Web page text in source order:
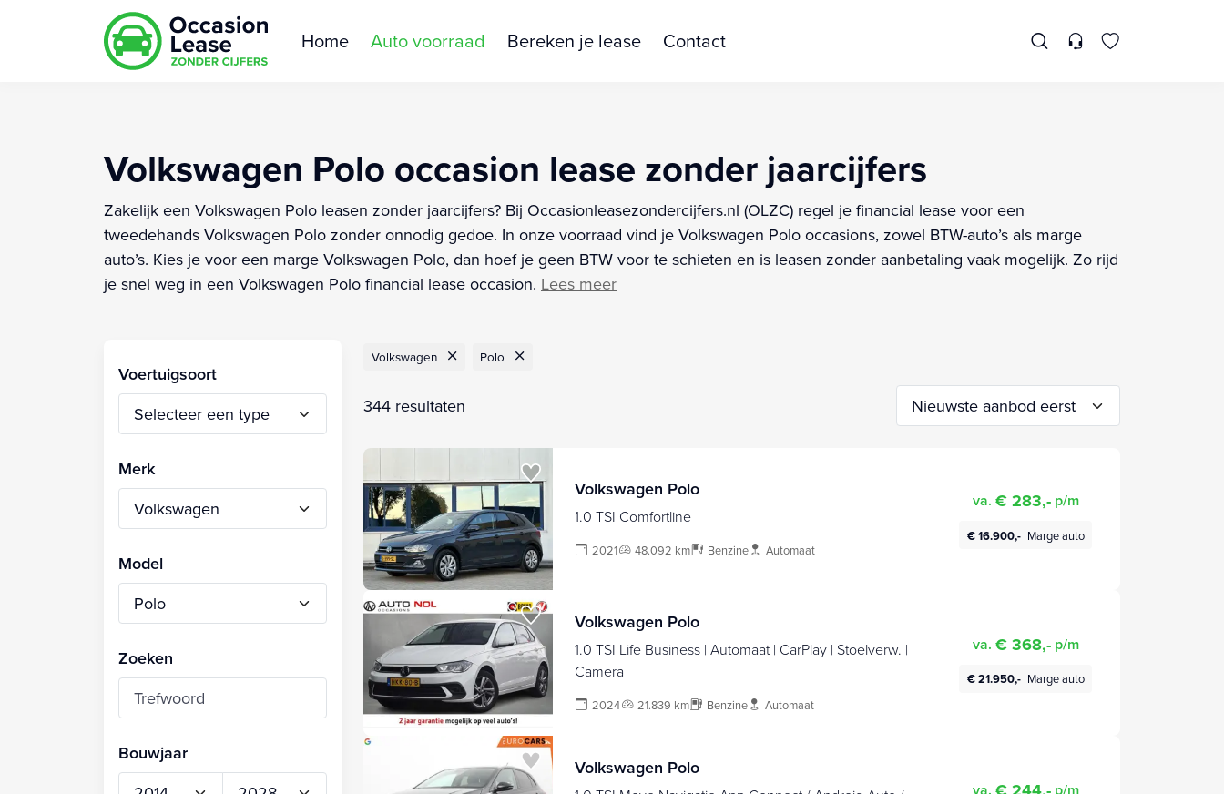
Home Auto voorraad Bereken je lease Contact
Volkswagen Polo occasion lease zonder jaarcijfers
Zakelijk een Volkswagen Polo leasen zonder jaarcijfers? Bij Occasionleasezondercijfers.nl (OLZC) regel je financial lease voor een
tweedehands Volkswagen Polo zonder onnodig gedoe. In onze voorraad vind je Volkswagen Polo occasions, zowel BTW-auto’s als marge
auto’s. Kies je voor een marge Volkswagen Polo, dan hoef je geen BTW voor te schieten en is leasen zonder aanbetaling vaak mogelijk. Zo rijd
je snel weg in een Volkswagen Polo financial lease occasion. Lees meer
Voertuigsoort
Merk
Model
Zoeken
Bouwjaar
Volkswagen Polo
344 resultaten
Volkswagen Polo
1.0 TSI Comfortline
2021 48.092 km Benzine Automaat
va. € 283,- p/m
€ 16.900,- Marge auto
Volkswagen Polo
1.0 TSI Life Business | Automaat | CarPlay | Stoelverw. |
Camera
2024 21.839 km Benzine Automaat
va. € 368,- p/m
€ 21.950,- Marge auto
Volkswagen Polo